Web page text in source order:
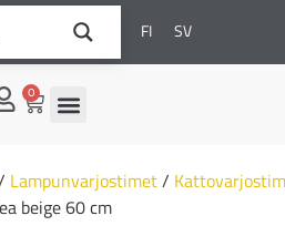
FI SV
0
Lampunvarjostimet/
beige 60 cm